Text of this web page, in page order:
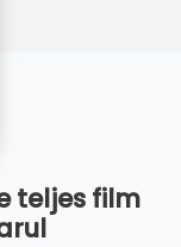
teljes film